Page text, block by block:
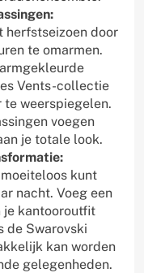
herfstseizoen door
te omarmen.
Vents-collectie
weerspiegelen.
voegen
je totale look.
kunt
nacht. Voeg een
je kantooroutfit
de Swarovski
kan worden
gelegenheden.